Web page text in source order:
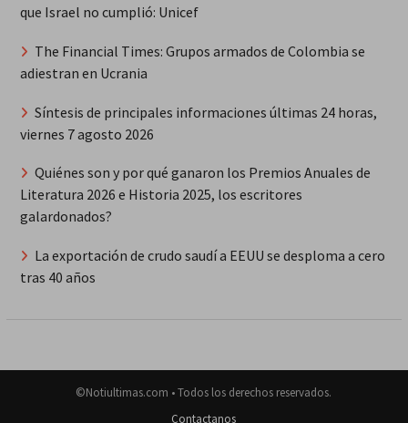
que Israel no cumplió: Unicef
The Financial Times: Grupos armados de Colombia se
adiestran en Ucrania
Síntesis de principales informaciones últimas 24 horas,
viernes 7 agosto 2026
Quiénes son y por qué ganaron los Premios Anuales de
Literatura 2026 e Historia 2025, los escritores
galardonados?
La exportación de crudo saudí a EEUU se desploma a cero
tras 40 años
©Notiultimas.com • Todos los derechos reservados.
Contactanos